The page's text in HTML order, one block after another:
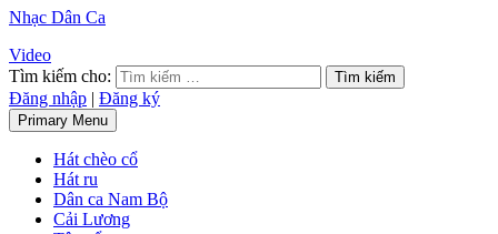
Nhạc Dân Ca
Video
Tìm kiếm cho:
Đăng nhập | Đăng ký
Primary Menu
Hát chèo cổ
Hát ru
Dân ca Nam Bộ
Cải Lương